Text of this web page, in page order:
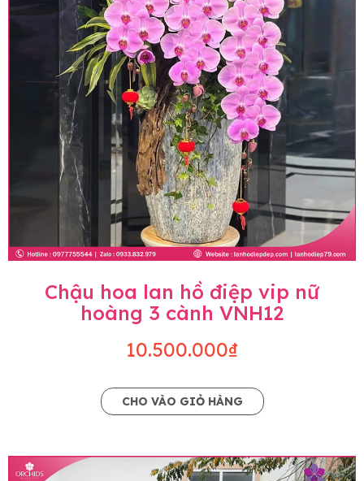
Chậu hoa lan hồ điệp vip nữ
hoàng 3 cành VNH12
10.500.000₫
CHO VÀO GIỎ HÀNG